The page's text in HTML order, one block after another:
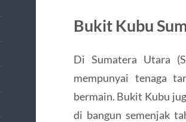
Bukit Kubu
Di Sumatera Utara
mempunyai tenaga
bermain. Bukit Kubu
di bangun semenjak